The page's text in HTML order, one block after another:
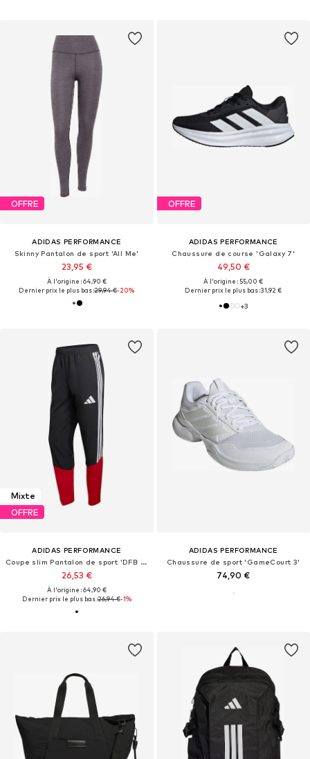
OFFRE
ADIDAS PERFORMANCE
Skinny Pantalon de sport 'All Me'
23,95 €
À l'origine : 64,90 €
Dernier prix le plus bas :29,94 €-20%
OFFRE
ADIDAS PERFORMANCE
Chaussure de course 'Galaxy 7'
49,50 €
À l'origine : 55,00 €
Dernier prix le plus bas :31,92 €
+3
Mixte
OFFRE
ADIDAS PERFORMANCE
Coupe slim Pantalon de sport 'DFB PRE'
26,53 €
À l'origine : 64,90 €
Dernier prix le plus bas :26,94 €-1%
ADIDAS PERFORMANCE
Chaussure de sport 'GameCourt 3'
74,90 €